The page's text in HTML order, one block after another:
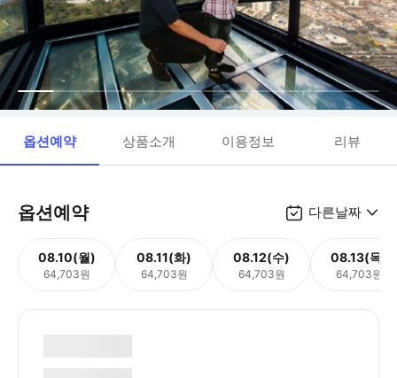
옵션예약 상품소개 이용정보 리뷰
옵션예약 다른날짜
08.10(월)
64,703원
08.11(화)
64,703원
08.12(수)
64,703원
08.13(목)
64,703원